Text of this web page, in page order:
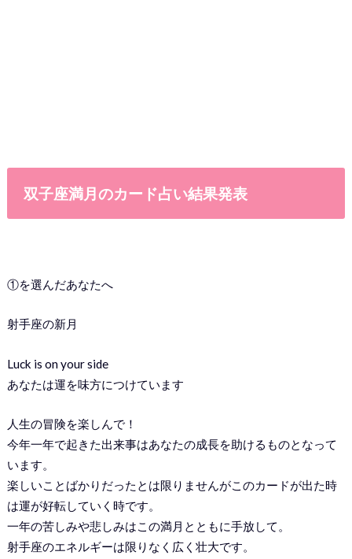
双子座満月のカード占い結果発表
①を選んだあなたへ
射手座の新月
Luck is on your side
あなたは運を味方につけています
人生の冒険を楽しんで！
今年一年で起きた出来事はあなたの成長を助けるものとなって
います。
楽しいことばかりだったとは限りませんがこのカードが出た時
は運が好転していく時です。
一年の苦しみや悲しみはこの満月とともに手放して。
射手座のエネルギーは限りなく広く壮大です。